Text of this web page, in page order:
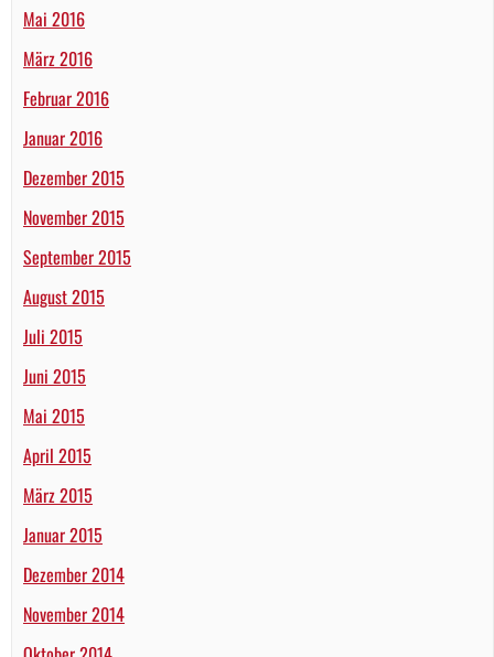
Mai 2016
März 2016
Februar 2016
Januar 2016
Dezember 2015
November 2015
September 2015
August 2015
Juli 2015
Juni 2015
Mai 2015
April 2015
März 2015
Januar 2015
Dezember 2014
November 2014